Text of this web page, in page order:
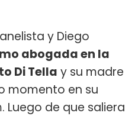
y Diego
abogada en la
Di Tella y su madre
momento en su
Luego de que saliera